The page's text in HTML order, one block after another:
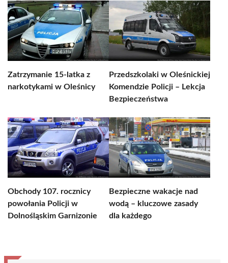
Zatrzymanie 15-latka z
narkotykami w Oleśnicy
Przedszkolaki w Oleśnickiej
Komendzie Policji – Lekcja
Bezpieczeństwa
Obchody 107. rocznicy
powołania Policji w
Dolnośląskim Garnizonie
Bezpieczne wakacje nad
wodą – kluczowe zasady
dla każdego